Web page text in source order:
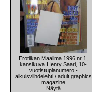
Erotiikan Maailma 1996 nr 1,
kansikuva Henry Saari, 10-
vuotistuplanumero -
aikuisviihdelehti / adult graphics
magazine
Näytä